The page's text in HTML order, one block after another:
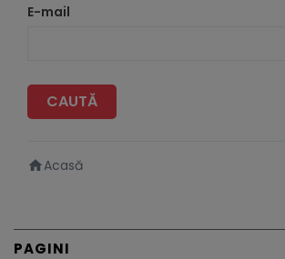
E-mail
CAUTĂ
Acasă
PAGINI